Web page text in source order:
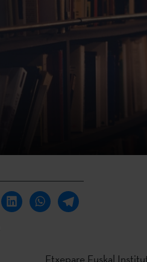
Etxepare Euskal